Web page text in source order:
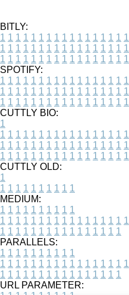
BITLY:
1 1 1 1 1 1 1 1 1 1 1 1 1 1 1 1 1
1 1 1 1 1 1 1 1 1 1 1 1 1 1 1 1 1
1 1 1 1 1 1 1 1 1 1 1 1 1 1 1 1 1
SPOTIFY:
1 1 1 1 1 1 1 1 1 1 1 1 1 1 1 1 1
1 1 1 1 1 1 1 1 1 1 1 1 1 1 1 1 1
1 1 1 1 1 1 1 1 1 1 1 1 1 1 1 1 1
CUTTLY BIO:
1
1 1 1 1 1 1 1 1 1 1 1 1 1 1 1 1 1
1 1 1 1 1 1 1 1 1 1 1 1 1 1 1 1 1
1 1 1 1 1 1 1 1 1 1 1 1 1 1 1 1 1
CUTTLY OLD:
1
1 1 1 1 1 1 1 1 1 1
MEDIUM:
1 1 1 1 1 1 1 1 1 1
1 1 1 1 1 1 1 1 1 1 1 1 1 1 1 1 1
1 1 1 1 1 1 1 1 1 1 1 1 1 1 1 1
PARALLELS:
1 1 1 1 1 1 1 1 1 1
1 1 1 1 1 1 1 1 1 1 1 1 1 1 1 1 1
1 1 1 1 1 1 1 1 1 1 1 1 1 1 1 1
URL PARAMETER: